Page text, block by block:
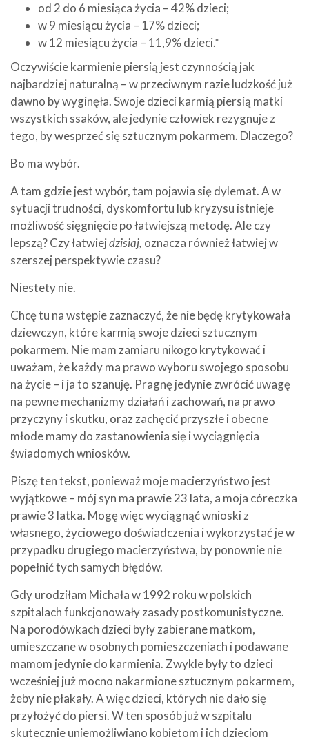
od 2 do 6 miesiąca życia – 42% dzieci;
w 9 miesiącu życia – 17% dzieci;
w 12 miesiącu życia – 11,9% dzieci.*
Oczywiście karmienie piersią jest czynnością jak
najbardziej naturalną – w przeciwnym razie ludzkość już
dawno by wyginęła. Swoje dzieci karmią piersią matki
wszystkich ssaków, ale jedynie człowiek rezygnuje z
tego, by wesprzeć się sztucznym pokarmem. Dlaczego?
Bo ma wybór.
A tam gdzie jest wybór, tam pojawia się dylemat. A w
sytuacji trudności, dyskomfortu lub kryzysu istnieje
możliwość sięgnięcie po łatwiejszą metodę. Ale czy
lepszą? Czy łatwiejdzisiaj, oznacza również łatwiej w
szerszej perspektywie czasu?
Niestety nie.
Chcę tu na wstępie zaznaczyć, że nie będę krytykowała
dziewczyn, które karmią swoje dzieci sztucznym
pokarmem. Nie mam zamiaru nikogo krytykować i
uważam, że każdy ma prawo wyboru swojego sposobu
na życie – i ja to szanuję. Pragnę jedynie zwrócić uwagę
na pewne mechanizmy działań i zachowań, na prawo
przyczyny i skutku, oraz zachęcić przyszłe i obecne
młode mamy do zastanowienia się i wyciągnięcia
świadomych wniosków.
Piszę ten tekst, ponieważ moje macierzyństwo jest
wyjątkowe – mój syn ma prawie 23 lata, a moja córeczka
prawie 3 latka. Mogę więc wyciągnąć wnioski z
własnego, życiowego doświadczenia i wykorzystać je w
przypadku drugiego macierzyństwa, by ponownie nie
popełnić tych samych błędów.
Gdy urodziłam Michała w 1992 roku w polskich
szpitalach funkcjonowały zasady postkomunistyczne.
Na porodówkach dzieci były zabierane matkom,
umieszczane w osobnych pomieszczeniach i podawane
mamom jedynie do karmienia. Zwykle były to dzieci
wcześniej już mocno nakarmione sztucznym pokarmem,
żeby nie płakały. A więc dzieci, których nie dało się
przyłożyć do piersi. W ten sposób już w szpitalu
skutecznie uniemożliwiano kobietom i ich dzieciom